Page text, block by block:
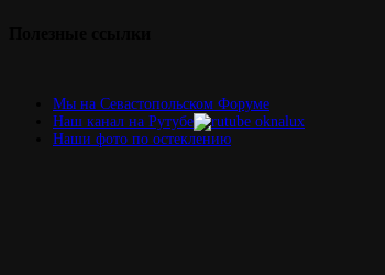
Мы на Севастопольском Форуме
Наш канал на Рутубе
Наши фото по остеклению